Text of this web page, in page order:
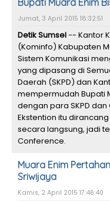
Bupati Muara Enim
Jumat, 3 April 2015 18:32:51
Detik Sumsel-- Kantor
(Kominfo) Kabupaten
Sistem Komunikasi
yang dipasang di
Daerah (SKPD) dan
mempermudah Bupati
dengan para SKPD
Ekstention itu
secara langsung, jadi
Conference.
Muara Enim
Sriwijaya
Kamis, 2 April 2015 17:46:40